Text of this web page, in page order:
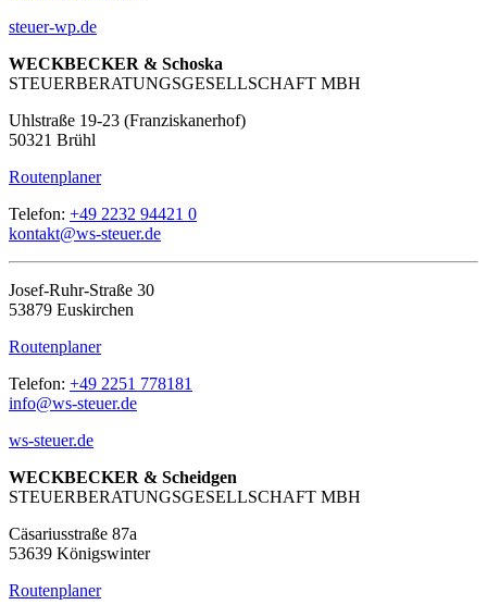
steuer-wp.de
WECKBECKER & Schoska
STEUERBERATUNGSGESELLSCHAFT MBH
Uhlstraße 19-23 (Franziskanerhof)
50321 Brühl
Routenplaner
Telefon: +49 2232 94421 0
kontakt@ws-steuer.de
Josef-Ruhr-Straße 30
53879 Euskirchen
Routenplaner
Telefon: +49 2251 778181
info@ws-steuer.de
ws-steuer.de
WECKBECKER & Scheidgen
STEUERBERATUNGSGESELLSCHAFT MBH
Cäsariusstraße 87a
53639 Königswinter
Routenplaner